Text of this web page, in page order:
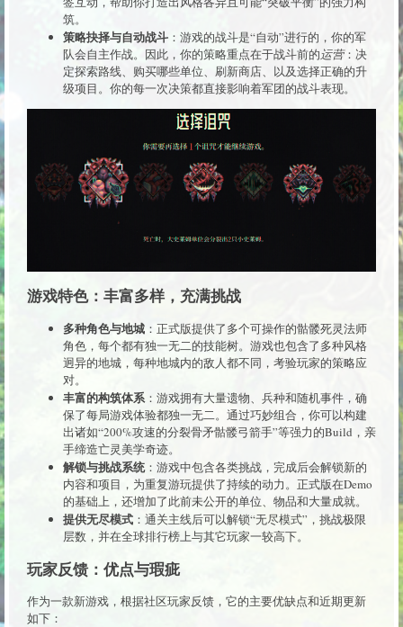
筑。
策略抉择与自动战斗 ：游戏的战斗是“自动”进行的，你的军
队会自主作战。因此，你的策略重点在于战斗前的运营：决
定探索路线、购买哪些单位、刷新商店、以及选择正确的升
级项目。你的每一次决策都直接影响着军团的战斗表现。
游戏特色：丰富多样，充满挑战
多种角色与地城 ：正式版提供了多个可操作的骷髅死灵法师
角色，每个都有独一无二的技能树。游戏也包含了多种风格
迥异的地城，每种地城内的敌人都不同，考验玩家的策略应
对。
丰富的构筑体系：游戏拥有大量遗物、兵种和随机事件，确
保了每局游戏体验都独一无二。通过巧妙组合，你可以构建
出诸如“200%攻速的分裂骨矛骷髅弓箭手”等强力的Build，亲
手缔造亡灵美学奇迹。
解锁与挑战系统：游戏中包含各类挑战，完成后会解锁新的
内容和项目，为重复游玩提供了持续的动力。正式版在Demo
的基础上，还增加了此前未公开的单位、物品和大量成就。
提供无尽模式 ：通关主线后可以解锁“无尽模式”，挑战极限
层数，并在全球排行榜上与其它玩家一较高下。
玩家反馈：优点与瑕疵
作为一款新游戏，根据社区玩家反馈，它的主要优缺点和近期更新
如下：